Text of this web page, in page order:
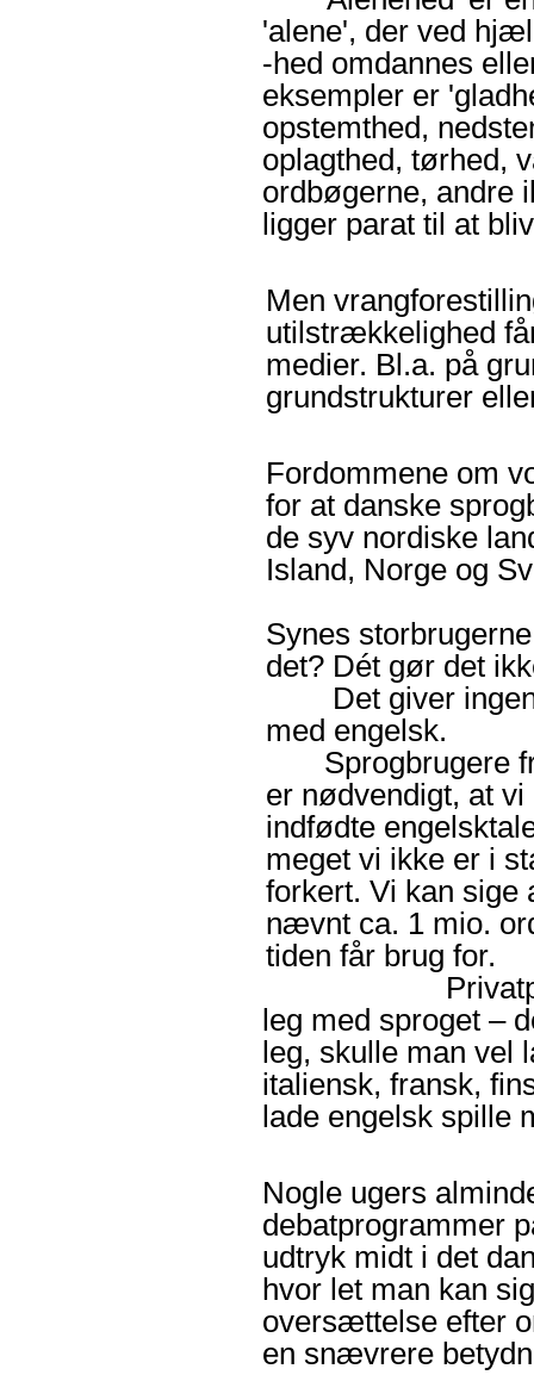
'alene', der ved
-hed omdannes
eksempler er '
opstemthed,
oplagthed, tørhed,
ordbøgerne, andre
ligger parat til at
Men
utilstrækkelighed
medier. Bl.a. på
grundstrukturer
Fordommene om
for at danske
de syv nordiske
Island, Norge og
Synes
det? Dét gør det
Det giver ingen
med engelsk.
Sprogbrugere
er nødvendigt, at
indfødte
meget vi ikke er i
forkert. Vi kan sige
nævnt ca. 1 mio.
tiden får brug for.
leg med sproget –
leg, skulle man vel
italiensk, fransk,
lade engelsk spille
Nogle ugers
debatprogrammer
udtryk midt i det
hvor let man kan
oversættelse efter
en snævrere